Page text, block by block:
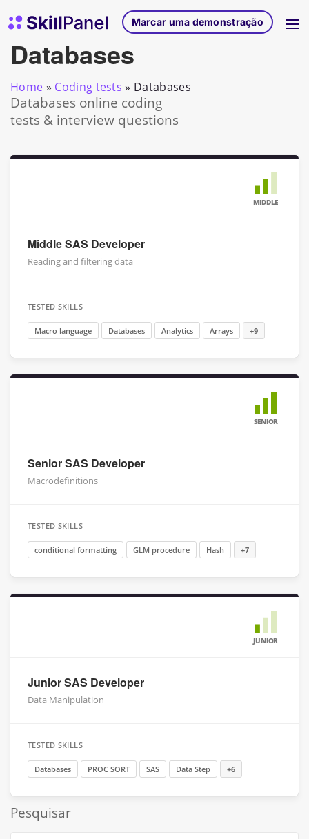
Página inicial do SkillPanelMarcar uma demonstração
Databases
Home » Coding tests » Databases
Databases online coding
tests & interview questions
MIDDLE
Middle SAS Developer
Reading and filtering data
TESTED SKILLS
Macro language Databases Analytics Arrays +9
SENIOR
Senior SAS Developer
Macrodefinitions
TESTED SKILLS
conditional formatting GLM procedure Hash +7
JUNIOR
Junior SAS Developer
Data Manipulation
TESTED SKILLS
Databases PROC SORT SAS Data Step +6
Pesquisar